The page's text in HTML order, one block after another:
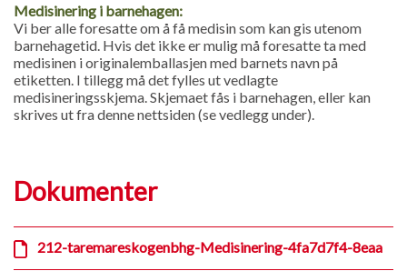
Medisinering i barnehagen:
Vi ber alle foresatte om å få medisin som kan gis utenom
barnehagetid. Hvis det ikke er mulig må foresatte ta med
medisinen i originalemballasjen med barnets navn på
etiketten. I tillegg må det fylles ut vedlagte
medisineringsskjema. Skjemaet fås i barnehagen, eller kan
skrives ut fra denne nettsiden (se vedlegg under).
Dokumenter
212-taremareskogenbhg-Medisinering-4fa7d7f4-8eaa